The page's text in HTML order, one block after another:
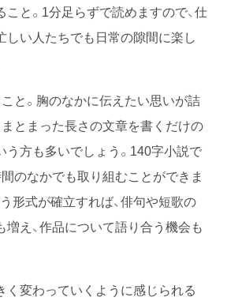
と。1分足らずで読めますので、仕
しい人たちでも日常の隙間に楽し
と。胸のなかに伝えたい思いが詰
まとまった長さの文章を書くだけの
う方も多いでしょう。140字小説で
のなかでも取り組むことができま
形式が確立すれば、俳句や短歌の
え、作品について語り合う機会も
く変わっていくように感じられる